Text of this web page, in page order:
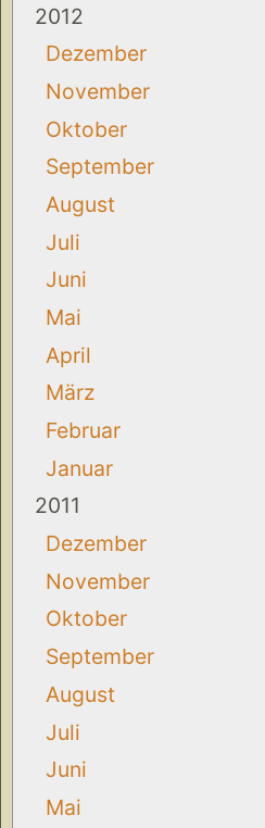
2012
Dezember
November
Oktober
September
August
Juli
Juni
Mai
April
März
Februar
Januar
2011
Dezember
November
Oktober
September
August
Juli
Juni
Mai